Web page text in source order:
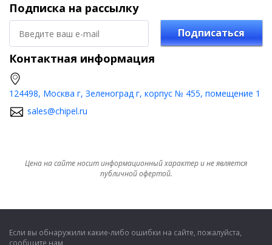
Подписка на рассылку
Подписаться
Контактная информация
124498, Москва г, Зеленоград г, корпус № 455, помещение 1
sales@chipel.ru
Цена на сайте носит информационный характер и не является
публичной офертой.
Если вы обнаружили какие-либо ошибки на сайте, пожалуйста,
сообщите нам